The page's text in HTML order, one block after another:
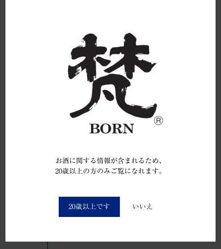
お酒に関する情報が含まれるため、
20歳以上の方のみご覧になれます。
20歳以上です いいえ
CINVE スペイン酒類コンクール
ゴールドメダル
Australian Sake Awards
ゴールド賞
クラマスター
ワイングラスでおいしい日本酒アワード
金賞